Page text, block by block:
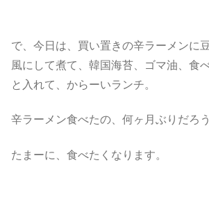
で、今日は、買い置きの辛ラーメンに
風にして煮て、韓国海苔、ゴマ油、食
と入れて、からーいランチ。
辛ラーメン食べたの、何ヶ月ぶりだろう
たまーに、食べたくなります。